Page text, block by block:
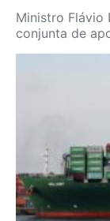
Ministro Flávio
conjunta de